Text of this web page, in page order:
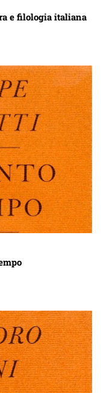
e filologia italiana